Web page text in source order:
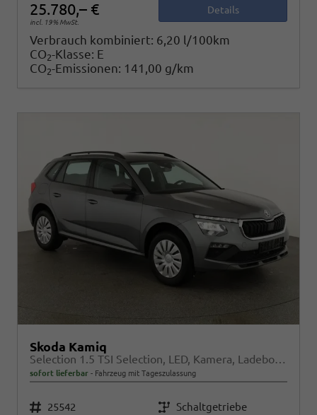
25.780,– €
incl. 19% MwSt.
Details
Verbrauch kombiniert: 6,20 l/100km
CO2-Klasse: E
CO2-Emissionen: 141,00 g/km
Skoda Kamiq
Selection 1.5 TSI Selection, LED, Kamera, Ladeboden, Winter
sofort lieferbar Fahrzeug mit Tageszulassung
Fahrzeugnr. 25542 Getriebe Schaltgetriebe